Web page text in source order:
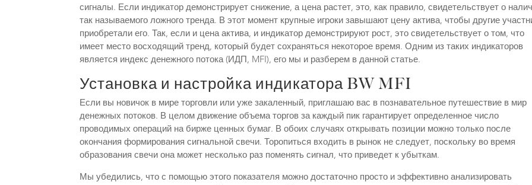
сигналы. Если индикатор демонстрирует снижение, а цена растет, это, как правило, свидетельствует о
так называемого ложного тренда. В этот момент крупные игроки завышают цену актива, чтобы другие
приобретали его. Так, если и цена актива, и индикатор демонстрируют рост, это свидетельствует о том, что
имеет место восходящий тренд, который будет сохраняться некоторое время. Одним из таких индикаторов
является индекс денежного потока (ИДП, MFI), его мы и разберем в данной статье.
Установка и настройка индикатора BW MFI
Если вы новичок в мире торговли или уже закаленный, приглашаю вас в познавательное путешествие в мир
денежных потоков. В целом движение объема торгов за каждый пик гарантирует определенное число
проводимых операций на бирже ценных бумаг. В обоих случаях открывать позиции можно только после
окончания формирования сигнальной свечи. Торопиться входить в рынок не следует, поскольку во время
образования свечи она может несколько раз поменять сигнал, что приведет к убыткам.
Мы убедились, что с помощью этого показателя можно достаточно просто и эффективно анализировать